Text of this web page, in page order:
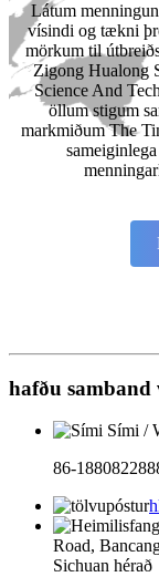
Látum
vísindi og tækni
mörkum til
Zigong Hualong
Science And
öllum stigum
markmiðum The
hafðu
Sími /
86-
Road,
Sichuan hérað